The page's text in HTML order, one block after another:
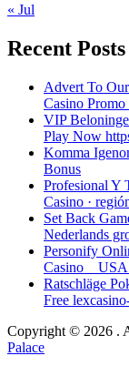
« Jul
Recent Posts
Advert To
Casino
VIP
Play Now
Komma
Bonus
Profesional Y
Casino ·
Set Back
Nederlands
Personify
Casino _
Ratschläge
Free
Copyright © 2026 .
Palace